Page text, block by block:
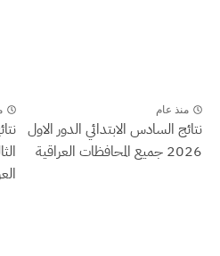
منذ عام
نتائج السادس الابتدائي الدور الاول
2026 جميع المحافظات العراقية